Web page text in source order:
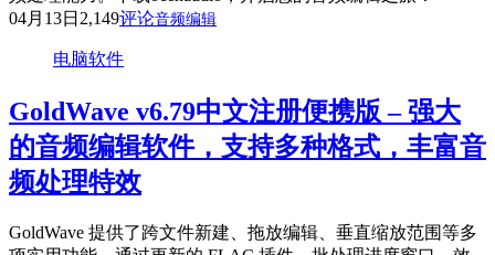
04月13日 2,149评论音频编辑
电脑软件
GoldWave v6.79中文注册便携版 – 强大
的音频编辑软件，支持多种格式，丰富音
频处理特效
GoldWave 提供了跨文件新建、拖放编辑、垂直缩放范围等多